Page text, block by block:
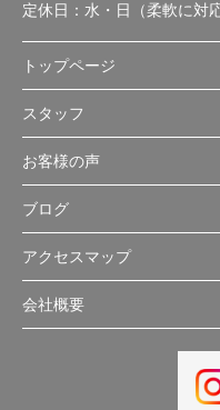
定休日： 水・日（柔軟に対応
トップページ
スタッフ
お客様の声
ブログ
アクセスマップ
会社概要